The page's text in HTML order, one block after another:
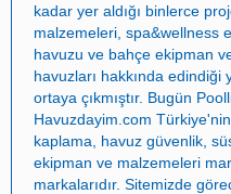
kadar yer aldığı binlerce
malzemeleri spa&wellness
havuzu ve bahçe ekipman
havuzları hakkında edindiği
ortaya çıkmıştır. Bugün
Havuzdayim.com
kaplama
havuz güvenlik
ekipman ve malzemeleri
markalarıdır. Sitemizde